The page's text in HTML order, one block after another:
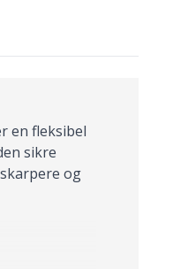
en fleksibel
sikre
og